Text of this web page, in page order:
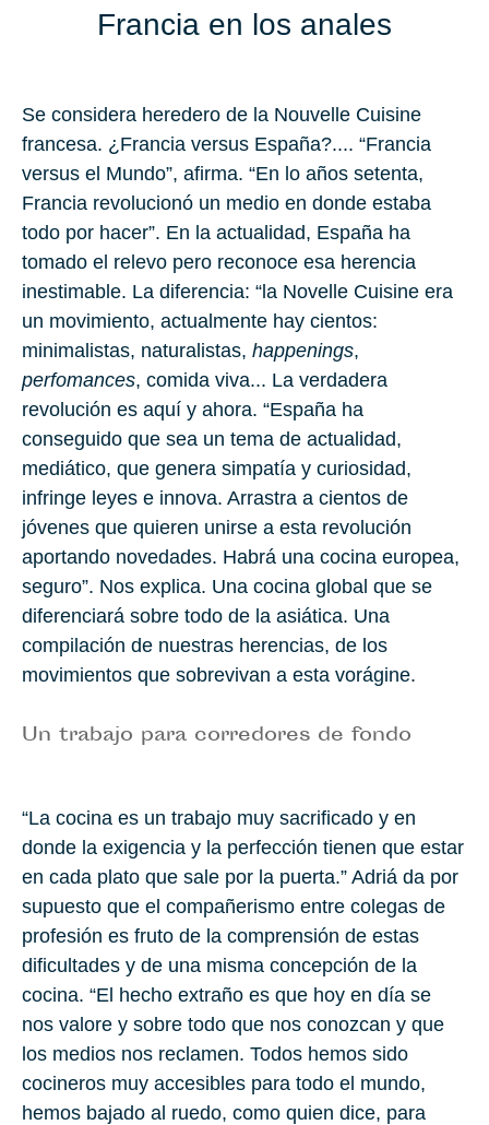
Francia en los anales
Se considera heredero de la Nouvelle Cuisine
francesa. ¿Francia versus España?.... “Francia
versus el Mundo”, afirma. “En lo años setenta,
Francia revolucionó un medio en donde estaba
todo por hacer”. En la actualidad, España ha
tomado el relevo pero reconoce esa herencia
inestimable. La diferencia: “la Novelle Cuisine era
un movimiento, actualmente hay cientos:
minimalistas, naturalistas, happenings,
perfomances, comida viva... La verdadera
revolución es aquí y ahora. “España ha
conseguido que sea un tema de actualidad,
mediático, que genera simpatía y curiosidad,
infringe leyes e innova. Arrastra a cientos de
jóvenes que quieren unirse a esta revolución
aportando novedades. Habrá una cocina europea,
seguro”. Nos explica. Una cocina global que se
diferenciará sobre todo de la asiática. Una
compilación de nuestras herencias, de los
movimientos que sobrevivan a esta vorágine.
Un trabajo para corredores de fondo
“La cocina es un trabajo muy sacrificado y en
donde la exigencia y la perfección tienen que estar
en cada plato que sale por la puerta.” Adriá da por
supuesto que el compañerismo entre colegas de
profesión es fruto de la comprensión de estas
dificultades y de una misma concepción de la
cocina. “El hecho extraño es que hoy en día se
nos valore y sobre todo que nos conozcan y que
los medios nos reclamen. Todos hemos sido
cocineros muy accesibles para todo el mundo,
hemos bajado al ruedo, como quien dice, para